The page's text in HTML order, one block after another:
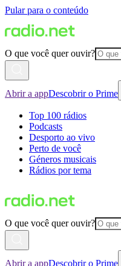
Pular para o conteúdo
O que você quer ouvir?
Abrir a appDescobrir o Prime
Top 100 rádios
Podcasts
Desporto ao vivo
Perto de você
Géneros musicais
Rádios por tema
O que você quer ouvir?
Abrir a appDescobrir o Prime